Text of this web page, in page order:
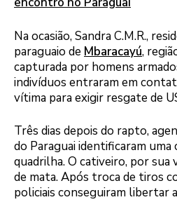
Na ocasião, Sandra C.M.R.,
paraguaio de Mbaracayú,
capturada por homens
indivíduos entraram em
vítima para exigir resgate de
Três dias depois do rapto,
do Paraguai identificaram uma
quadrilha. O cativeiro, por sua
de mata. Após troca de tiros
policiais conseguiram libertar